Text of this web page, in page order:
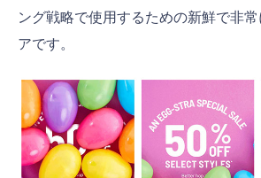
ング戦略で使用するための新鮮で非
アです。